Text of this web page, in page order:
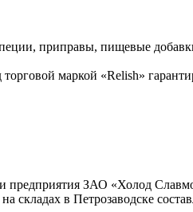
приправы, пищевые
торговой маркой «Relish»
предприятия ЗАО «Холод
складах в Петрозаводске